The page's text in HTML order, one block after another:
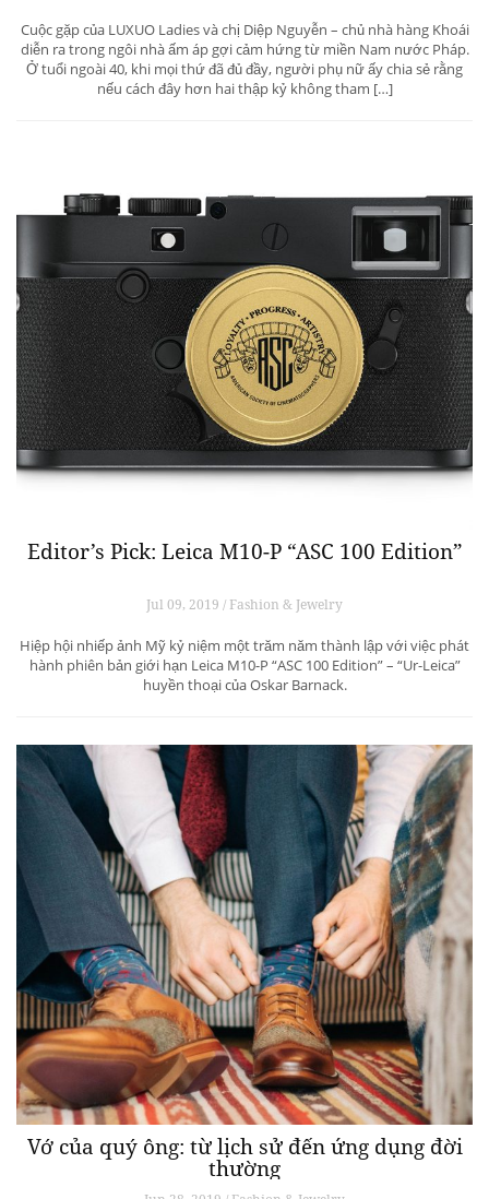
Cuộc gặp của LUXUO Ladies và chị Diệp Nguyễn – chủ nhà hàng Khoái
diễn ra trong ngôi nhà ấm áp gợi cảm hứng từ miền Nam nước Pháp.
Ở tuổi ngoài 40, khi mọi thứ đã đủ đầy, người phụ nữ ấy chia sẻ rằng
nếu cách đây hơn hai thập kỷ không tham […]
Editor’s Pick: Leica M10-P “ASC 100 Edition”
Jul 09, 2019 / Fashion & Jewelry
Hiệp hội nhiếp ảnh Mỹ kỷ niệm một trăm năm thành lập với việc phát
hành phiên bản giới hạn Leica M10-P “ASC 100 Edition” – “Ur-Leica”
huyền thoại của Oskar Barnack.
Vớ của quý ông: từ lịch sử đến ứng dụng đời
thường